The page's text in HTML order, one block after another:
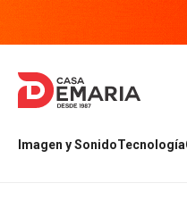
Imagen y SonidoTecnología